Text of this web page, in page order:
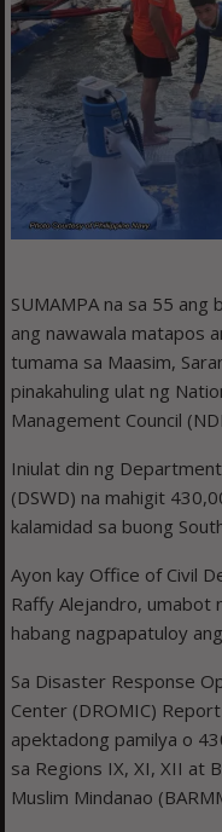
SUMAMPA na sa 55 ang
ang nawawala matapos
tumama sa Maasim,
pinakahuling ulat ng
Management Council
Iniulat din ng
(DSWD) na mahigit
kalamidad sa buong
Ayon kay Office of Civil
Raffy Alejandro, umabot
habang nagpapatuloy
Sa Disaster Response
Center (DROMIC)
apektadong pamilya o
sa Regions IX, XI, XII at
Muslim Mindanao